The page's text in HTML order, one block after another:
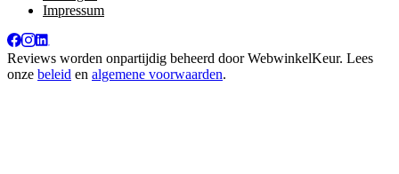
Impressum
Reviews worden onpartijdig beheerd doorWebwinkelKeur. Lees
onze beleid en algemene voorwaarden.